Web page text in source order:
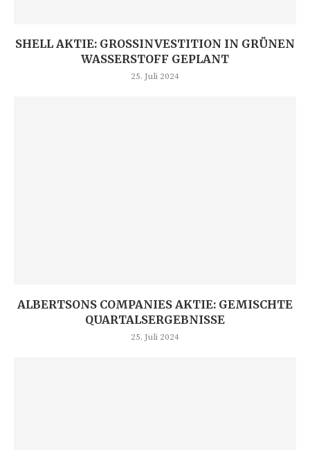
SHELL AKTIE: GROSSINVESTITION IN GRÜNEN W
ASSERSTOFF GEPLANT
25. Juli 2024
ALBERTSONS COMPANIES AKTIE: GEMISCHTE
QUARTALSERGEBNISSE
25. Juli 2024